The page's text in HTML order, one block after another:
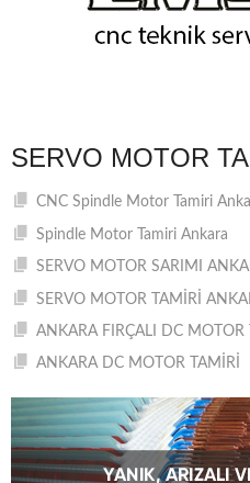
SERVO MOTOR
CNC Spindle Motor Tamiri
Spindle Motor Tamiri Ankara
SERVO MOTOR SARIMI
SERVO MOTOR TAMİRİ
ANKARA FIRÇALI DC MOTOR
ANKARA DC MOTOR TAMİRİ